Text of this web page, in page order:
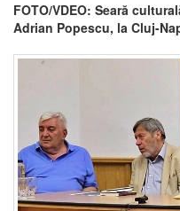
FOTO/VDEO: Seară
Adrian Popescu, la Cluj-